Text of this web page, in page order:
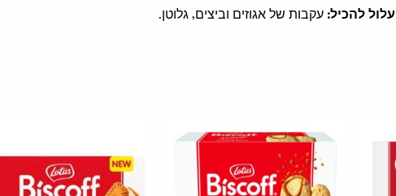
עלול להכיל: עקבות של אגוזים וביצים, גלוטן.